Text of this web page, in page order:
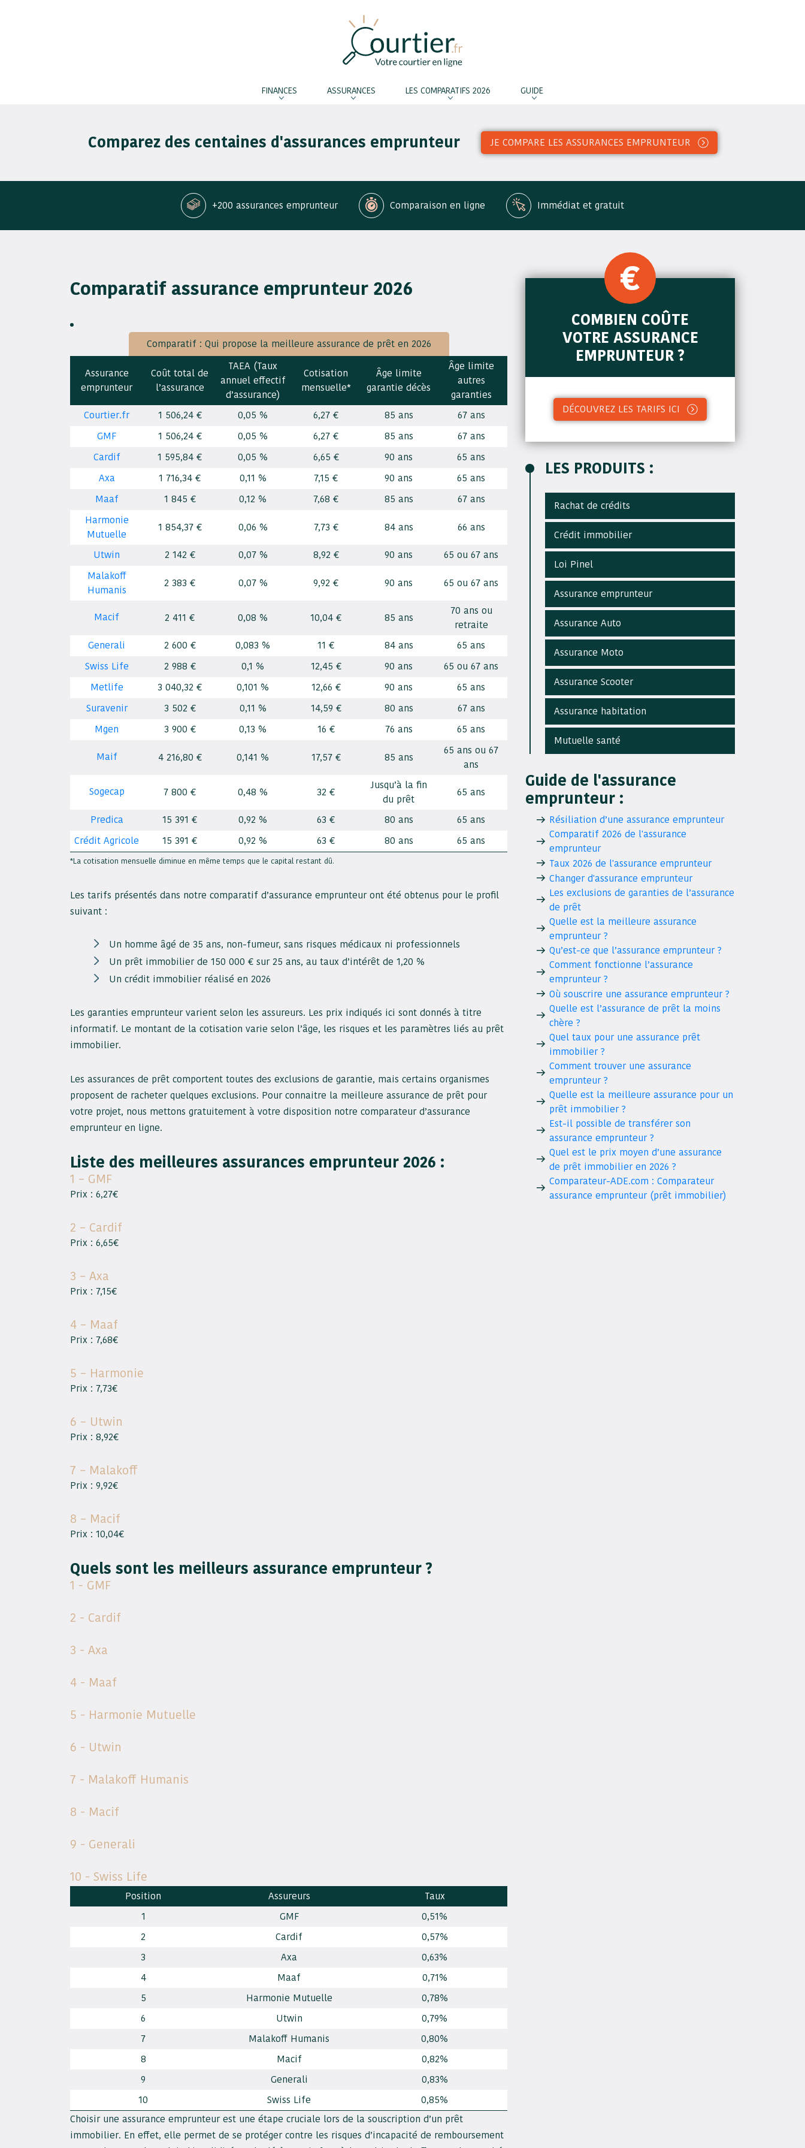
FINANCES ASSURANCES LES COMPARATIFS 2026 GUIDE
Comparez des centaines d'assurances emprunteur JE COMPARE LES ASSURANCES EMPRUNTEUR
+200 assurances emprunteur Comparaison en ligne Immédiat et gratuit
Comparatif assurance emprunteur 2026
Comparatif : Qui propose la meilleure assurance de prêt en 2026
Assurance
emprunteur
Coût total de
l’assurance
TAEA (Taux
annuel effectif
d’assurance)
Cotisation
mensuelle*
Âge limite
garantie décès
Âge limite
autres
garanties
Courtier.fr
1 506,24 € 0,05 % 6,27 € 85 ans
67 ans
GMF
1 506,24 € 0,05 % 6,27 € 85 ans
67 ans
Cardif
1 595,84 € 0,05 % 6,65 € 90 ans
65 ans
Axa
1 716,34 € 0,11 % 7,15 € 90 ans
65 ans
Maaf
1 845 € 0,12 % 7,68 € 85 ans
67 ans
Harmonie
Mutuelle
1 854,37 € 0,06 % 7,73 € 84 ans 66 ans
Utwin 2 142 € 0,07 % 8,92 € 90 ans
65 ou 67 ans
Malakoff
Humanis
2 383 € 0,07 % 9,92 € 90 ans 65 ou 67 ans
Macif 2 411 € 0,08 % 10,04 € 85 ans
70 ans ou
retraite
Generali
2 600 € 0,083 % 11 € 84 ans
65 ans
Swiss Life
2 988 € 0,1 % 12,45 € 90 ans
65 ou 67 ans
Metlife
3 040,32 € 0,101 % 12,66 € 90 ans
65 ans
Suravenir
3 502 € 0,11 % 14,59 € 80 ans
67 ans
Mgen
3 900 € 0,13 % 16 € 76 ans 65 ans
Maif 4 216,80 € 0,141 % 17,57 € 85 ans
65 ans ou 67
ans
Sogecap
7 800 € 0,48 % 32 €
Jusqu’à la fin
du prêt
65 ans
Predica 15 391 € 0,92 % 63 € 80 ans
65 ans
Crédit Agricole
15 391 € 0,92 % 63 € 80 ans 65 ans
*La cotisation mensuelle diminue en même temps que le capital restant dû.
Les tarifs présentés dans notre comparatif d’assurance emprunteur ont été obtenus pour le profil
suivant :
Un homme âgé de 35 ans, non-fumeur, sans risques médicaux ni professionnels
Un prêt immobilier de 150 000 € sur 25 ans, au taux d’intérêt de 1,20 %
Un crédit immobilier réalisé en 2026
Les garanties emprunteur varient selon les assureurs. Les prix indiqués ici sont donnés à titre
informatif. Le montant de la cotisation varie selon l’âge, les risques et les paramètres liés au prêt
immobilier.
Les assurances de prêt comportent toutes des exclusions de garantie, mais certains organismes
proposent de racheter quelques exclusions. Pour connaitre la meilleure assurance de prêt pour
votre projet, nous mettons gratuitement à votre disposition notre comparateur d’assurance
emprunteur en ligne.
Liste des meilleures assurances emprunteur 2026 :
1 – GMF
Prix : 6,27€
2 – Cardif
Prix : 6,65€
3 – Axa
Prix : 7,15€
4 – Maaf
Prix : 7,68€
5 – Harmonie
Prix : 7,73€
6 – Utwin
Prix : 8,92€
7 – Malakoff
Prix : 9,92€
8 – Macif
Prix : 10,04€
Quels sont les meilleurs assurance emprunteur ?
1 - GMF
2 - Cardif
3 - Axa
4 - Maaf
5 - Harmonie Mutuelle
6 - Utwin
7 - Malakoff Humanis
8 - Macif
9 - Generali
10 - Swiss Life
Position Assureurs
Taux
1
GMF
0,51%
2
Cardif
0,57%
3
Axa
0,63%
4
Maaf
0,71%
5
Harmonie Mutuelle
0,78%
6
Utwin
0,79%
7
Malakoff Humanis
0,80%
8
Macif
0,82%
9
Generali
0,83%
10
Swiss Life
0,85%
Choisir une assurance emprunteur est une étape cruciale lors de la souscription d’un prêt
immobilier. En effet, elle permet de se protéger contre les risques d’incapacité de remboursement
COMBIEN COÛTE
VOTRE ASSURANCE
EMPRUNTEUR ?
DÉCOUVREZ LES TARIFS ICI
LES PRODUITS :
Rachat de crédits
Crédit immobilier
Loi Pinel
Assurance emprunteur
Assurance Auto
Assurance Moto
Assurance Scooter
Assurance habitation
Mutuelle santé
Guide de l'assurance
emprunteur :
Résiliation d’une assurance emprunteur
Comparatif 2026 de l'assurance
emprunteur
Taux 2026 de l'assurance emprunteur
Changer d'assurance emprunteur
Les exclusions de garanties de l’assurance
de prêt
Quelle est la meilleure assurance
emprunteur ?
Qu’est-ce que l’assurance emprunteur ?
Comment fonctionne l’assurance
emprunteur ?
Où souscrire une assurance emprunteur ?
Quelle est l’assurance de prêt la moins
chère ?
Quel taux pour une assurance prêt
immobilier ?
Comment trouver une assurance
emprunteur ?
Quelle est la meilleure assurance pour un
prêt immobilier ?
Est-il possible de transférer son
assurance emprunteur ?
Quel est le prix moyen d’une assurance
de prêt immobilier en 2026 ?
Comparateur-ADE.com : Comparateur
assurance emprunteur (prêt immobilier)